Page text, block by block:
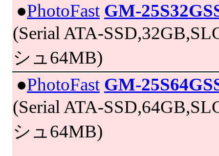
●PhotoFast GM-
(Serial ATA-
シュ64MB)
●PhotoFast GM-
(Serial ATA-
シュ64MB)